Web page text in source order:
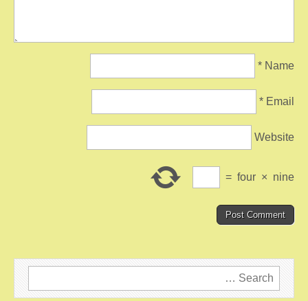
Name
*
Email
*
Website
nine
×
four
=
Search
for: